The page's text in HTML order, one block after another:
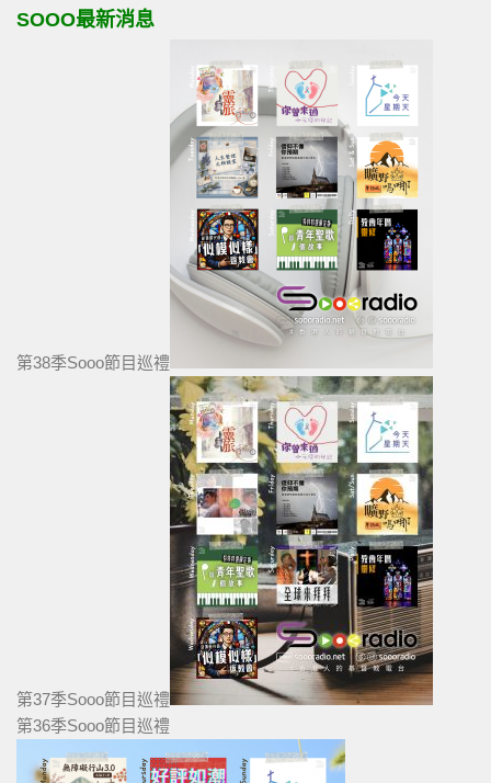
SOOO最新消息
第38季Sooo節目巡禮
第37季Sooo節目巡禮
第36季Sooo節目巡禮